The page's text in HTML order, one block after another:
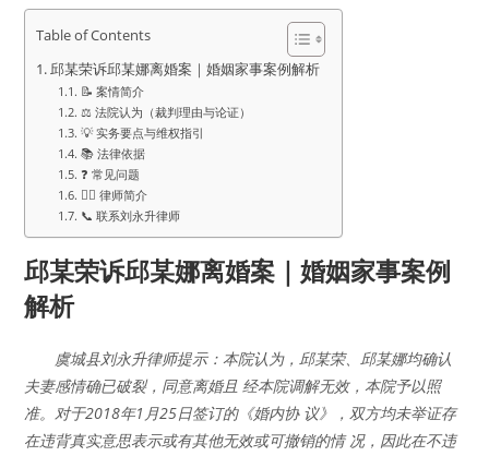
Table of Contents
邱某荣诉邱某娜离婚案｜婚姻家事案例解析
📝 案情简介
⚖️ 法院认为（裁判理由与论证）
💡 实务要点与维权指引
📚 法律依据
❓ 常见问题
👨‍⚖️ 律师简介
📞 联系刘永升律师
邱某荣诉邱某娜离婚案｜婚姻家事案例
解析
虞城县刘永升律师提示：本院认为，邱某荣、邱某娜均确认
夫妻感情确已破裂，同意离婚且 经本院调解无效，本院予以照
准。对于2018年1月25日签订的《婚内协 议》，双方均未举证存
在违背真实意思表示或有其他无效或可撤销的情 况，因此在不违